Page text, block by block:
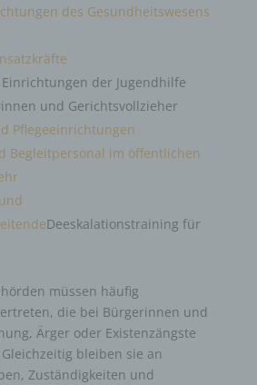
des Gesundheitswesens
der Jugendhilfe
und Gerichtsvollzieher
Pflegeeinrichtungen
Begleitpersonal im öffentlichen
Deeskalationstraining für
müssen häufig
die bei Bürgerinnen und
Ärger oder Existenzängste
bleiben sie an
Zuständigkeiten und